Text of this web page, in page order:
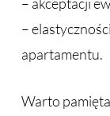
–
apartamentu.
Warto